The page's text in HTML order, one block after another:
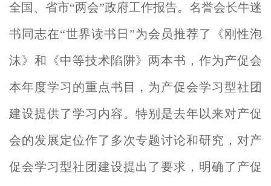
全国、省市“两会”政府工作报告。 名誉会长牛迷
书同志在“世界读书日”为会员推荐了《刚性泡
沫》和《中等技术陷阱》两本书，作为产促会
本年度学习的重点书目，为产促会学习型社团
建设提供了学习内容。特别是去年以来对产促
会的发展定位作了多次专题讨论和研究，对产
促会学习型社团建设提出了要求，明确了产促